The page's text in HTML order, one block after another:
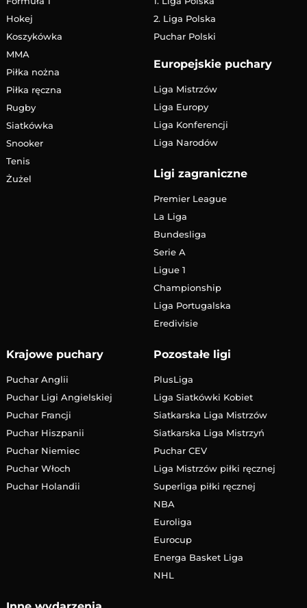
Hokej
Koszykówka
MMA
Piłka nożna
Piłka ręczna
Rugby
Siatkówka
Snooker
Tenis
Żużel
2. Liga Polska
Puchar Polski
Europejskie puchary
Liga Mistrzów
Liga Europy
Liga Konferencji
Liga Narodów
Ligi zagraniczne
Premier League
La Liga
Bundesliga
Serie A
Ligue 1
Championship
Liga Portugalska
Eredivisie
Krajowe puchary
Puchar Anglii
Puchar Ligi Angielskiej
Puchar Francji
Puchar Hiszpanii
Puchar Niemiec
Puchar Włoch
Puchar Holandii
Pozostałe ligi
PlusLiga
Liga Siatkówki Kobiet
Siatkarska Liga Mistrzów
Siatkarska Liga Mistrzyń
Puchar CEV
Liga Mistrzów piłki ręcznej
Superliga piłki ręcznej
NBA
Euroliga
Eurocup
Energa Basket Liga
NHL